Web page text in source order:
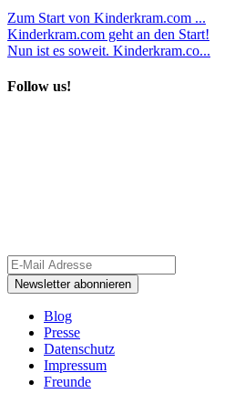
Zum Start von Kinderkram.com ...
Kinderkram.com geht an den Start!
Nun ist es soweit. Kinderkram.co...
Follow us!
Blog
Presse
Datenschutz
Impressum
Freunde